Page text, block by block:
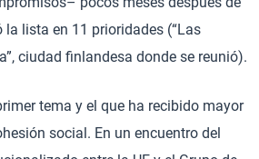
la lista en 11 prioridades (“Las
ciudad finlandesa donde se reunió).
tema y el que ha recibido mayor
social. En un encuentro del